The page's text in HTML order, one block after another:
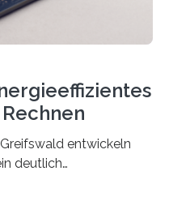
entwickeln
deutlich
Gehirn. Die